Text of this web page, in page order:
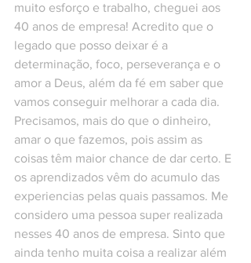
muito esforço e trabalho, cheguei aos
40 anos de empresa! Acredito que o
legado que posso deixar é a
determinação, foco, perseverança e o
amor a Deus, além da fé em saber que
vamos conseguir melhorar a cada dia.
Precisamos, mais do que o dinheiro,
amar o que fazemos, pois assim as
coisas têm maior chance de dar certo. E
os aprendizados vêm do acumulo das
experiencias pelas quais passamos. Me
considero uma pessoa super realizada
nesses 40 anos de empresa. Sinto que
ainda tenho muita coisa a realizar além